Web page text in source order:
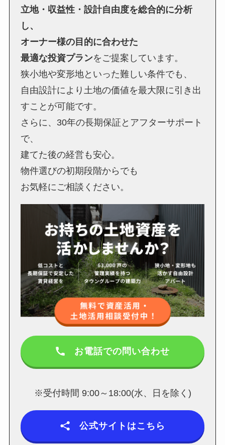
立地・収益性・設計自由度を総合的に分析
し、
オーナー様の目的に合わせた
最適な投資プランをご提案しています。
狭小地や変形地といった難しい条件でも、
自由設計により土地の価値を最大限に引き出
すことが可能です。
さらに、30年の長期保証とアフターサポート
で、
建てた後の経営も安心。
物件選びの初期段階からでも
お気軽にご相談ください。
お電話での問い合わせ
※受付時間 9:00～18:00(水、日を除く)
公式サイトはこちら